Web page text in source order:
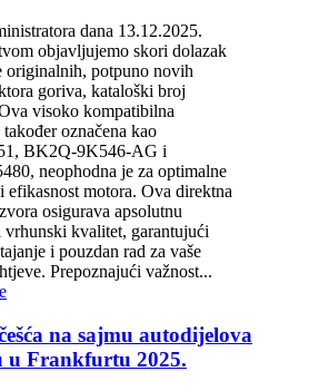
dana 13.12.2025.
objavljujemo skori dolazak
originalnih, potpuno novih
goriva, kataloški broj
visoko kompatibilna
označena kao
BK2Q-9K546-AG i
neophodna je za optimalne
efikasnost motora. Ova direktna
osigurava apsolutnu
vrhunski kvalitet, garantujući
i pouzdan rad za vaše
Prepoznajući važnost...
na sajmu autodijelova
u Frankfurtu 2025.